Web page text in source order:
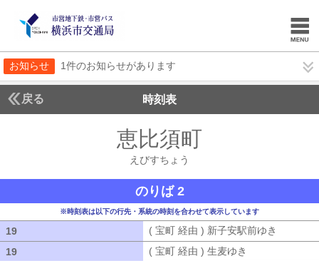
お知らせ 1件のお知らせがあります
戻る 時刻表
恵比須町
えびすちょう
のりば 2
※時刻表は以下の行先・系統の時刻を合わせて表示しています
19 ( 宝町 経由 ) 新子安駅前ゆき
19
( 宝町 経由 ) 生麦ゆき